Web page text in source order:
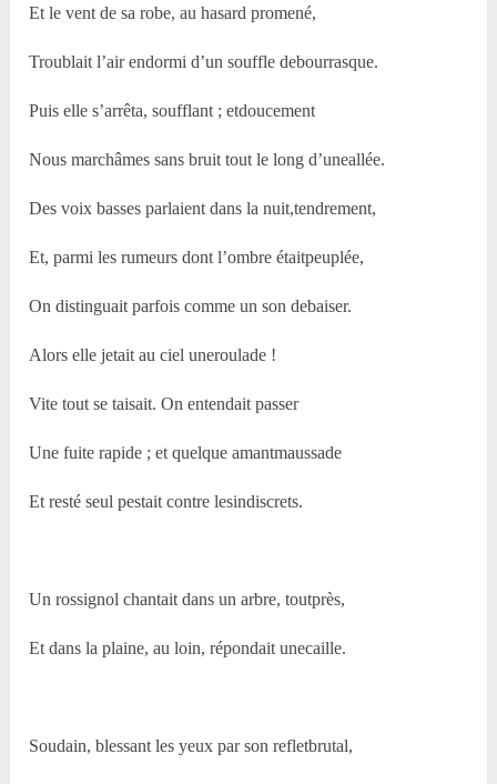
Et le vent de sa robe, au hasard promené,
Troublait l’air endormi d’un souffle debourrasque.
Puis elle s’arrêta, soufflant ; etdoucement
Nous marchâmes sans bruit tout le long d’uneallée.
Des voix basses parlaient dans la nuit,tendrement,
Et, parmi les rumeurs dont l’ombre étaitpeuplée,
On distinguait parfois comme un son debaiser.
Alors elle jetait au ciel uneroulade !
Vite tout se taisait. On entendait passer
Une fuite rapide ; et quelque amantmaussade
Et resté seul pestait contre lesindiscrets.
Un rossignol chantait dans un arbre, toutprès,
Et dans la plaine, au loin, répondait unecaille.
Soudain, blessant les yeux par son refletbrutal,